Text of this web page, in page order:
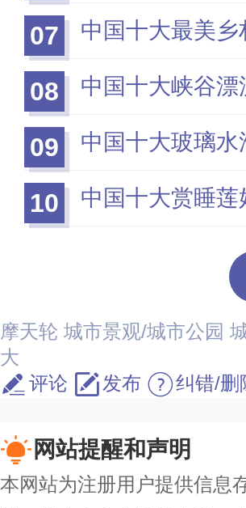
07 中国十大最美乡
08 中国十大峡谷漂
09 中国十大玻璃水
10 中国十大赏睡莲
摩天轮 城市景观/城市公园
大
评论
发布 纠错/删
网站提醒和声明
本网站为注册用户提供信息